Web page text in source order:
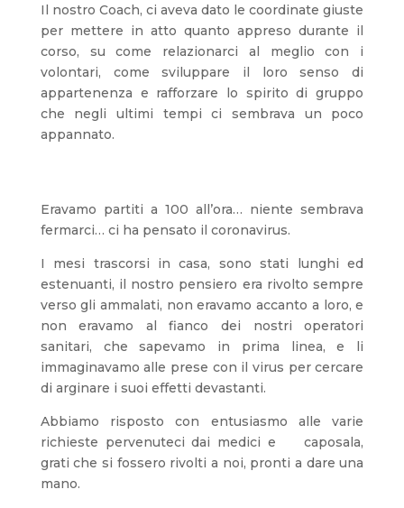
Il nostro Coach, ci aveva dato le coordinate giuste
per mettere in atto quanto appreso durante il
corso, su come relazionarci al meglio con i
volontari, come sviluppare il loro senso di
appartenenza e rafforzare lo spirito di gruppo
che negli ultimi tempi ci sembrava un poco
appannato.
Eravamo partiti a 100 all’ora… niente sembrava
fermarci… ci ha pensato il coronavirus.
I mesi trascorsi in casa, sono stati lunghi ed
estenuanti, il nostro pensiero era rivolto sempre
verso gli ammalati, non eravamo accanto a loro, e
non eravamo al fianco dei nostri operatori
sanitari, che sapevamo in prima linea, e li
immaginavamo alle prese con il virus per cercare
di arginare i suoi effetti devastanti.
Abbiamo risposto con entusiasmo alle varie
richieste pervenuteci dai medici e caposala,
grati che si fossero rivolti a noi, pronti a dare una
mano.